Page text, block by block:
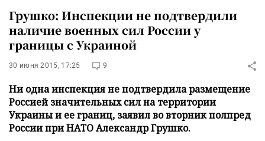
Грушко: Инспекции не подтвердили
наличие военных сил России у
границы с Украиной
30 июня 2015, 17:25 9
Ни одна инспекция не подтвердила размещение
Россией значительных сил на территории
Украины и ее границ, заявил во вторник полпред
России при НАТО Александр Грушко.